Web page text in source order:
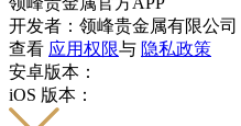
开发者：领峰贵金属有限公司
查看 应用权限与 隐私政策
安卓版本：
iOS 版本：